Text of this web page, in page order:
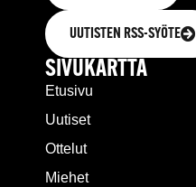
UUTISTEN RSS-SYÖTE
SIVUKARTTA
Etusivu
Uutiset
Ottelut
Miehet